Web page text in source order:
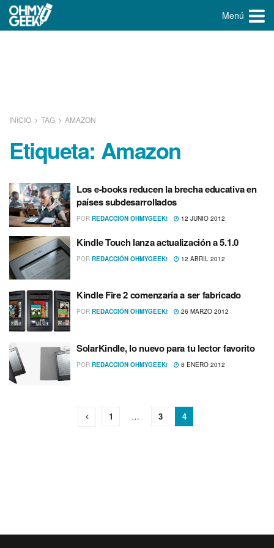
Menú
INICIO TAG AMAZON
Etiqueta: Amazon
Los e-books reducen la brecha educativa en
paí­ses subdesarrollados
POR REDACCIÓN OHMYGEEK! 12 JUNIO 2012
Kindle Touch lanza actualización a 5.1.0
POR REDACCIÓN OHMYGEEK! 12 ABRIL 2012
Kindle Fire 2 comenzarí­a a ser fabricado
POR REDACCIÓN OHMYGEEK! 26 MARZO 2012
SolarKindle, lo nuevo para tu lector favorito
POR REDACCIÓN OHMYGEEK! 8 ENERO 2012
1 … 3 4